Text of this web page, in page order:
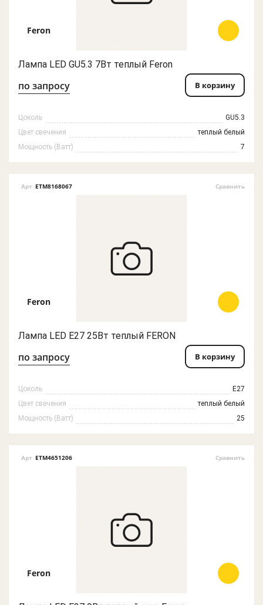
Feron
Лампа LED GU5.3 7Вт теплый Feron
по запросу В корзину
Цоколь
GU5.3
Цвет свечения
теплый белый
Мощность (Ватт)
7
Арт ETM8168067 Сравнить
Feron
Лампа LED E27 25Вт теплый FERON
по запросу В корзину
Цоколь
E27
Цвет свечения
теплый белый
Мощность (Ватт)
25
Арт ETM4651206 Сравнить
Feron